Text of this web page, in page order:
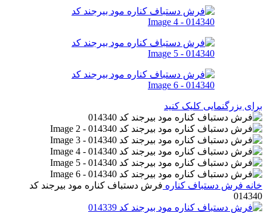
برای بزرگنمایی کلیک کنید
خانه فرش دستباف کناره فرش دستباف کناره مود بیرجند کد
014340